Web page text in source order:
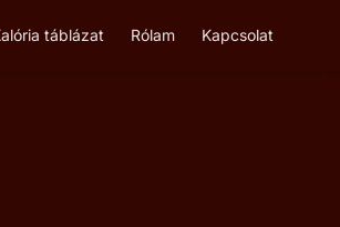
táblázat Rólam Kapcsolat